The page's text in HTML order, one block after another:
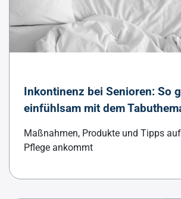
Inkontinenz bei Senioren: So
einfühlsam mit dem
Maßnahmen, Produkte und Tipps
Pflege ankommt